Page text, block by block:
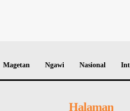
Magetan Ngawi Nasional
Halaman